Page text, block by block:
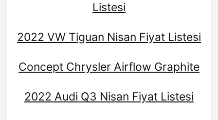
Listesi
2022 VW Tiguan Nisan Fiyat Listesi
Concept Chrysler Airflow Graphite
2022 Audi Q3 Nisan Fiyat Listesi